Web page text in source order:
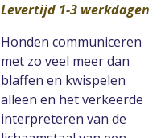
Levertijd 1-3 werkdagen
Honden communiceren
met zo veel meer dan
blaffen en kwispelen
alleen en het verkeerde
interpreteren van de